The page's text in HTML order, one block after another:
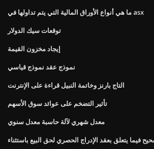
ما هي أنواع الأوراق المالية التي يتم تداولها في asx
توقعات سيك الدولار
إيجاد مخزون القيمة
نموذج عقد نموذج قياسي
التاج بارنز وخاتمة النبيل قراءة على الإنترنت
تأثير التضخم على عوائد سوق الأسهم
معدل شهري لآلة حاسبة معدل سنوي
فيما يتعلق بعقد الإدراج الحصري لحق البيع باستثناء